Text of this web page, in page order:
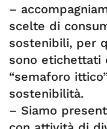
–
scelte di
sostenibili, per
sono etichettati
“semaforo
sostenibilità.
– Siamo